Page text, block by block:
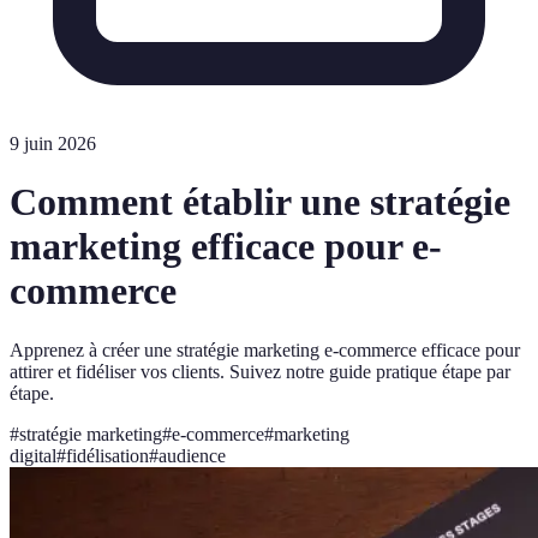
9 juin 2026
Comment établir une stratégie
marketing efficace pour e-
commerce
Apprenez à créer une stratégie marketing e-commerce efficace pour
attirer et fidéliser vos clients. Suivez notre guide pratique étape par
étape.
#stratégie marketing#e-commerce#marketing
digital#fidélisation#audience